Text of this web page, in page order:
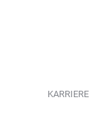
KARRIERE